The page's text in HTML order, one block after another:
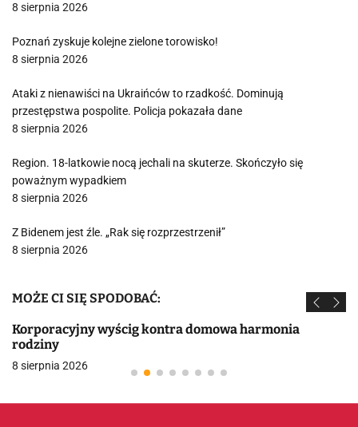
8 sierpnia 2026
Poznań zyskuje kolejne zielone torowisko!
8 sierpnia 2026
Ataki z nienawiści na Ukraińców to rzadkość. Dominują
przestępstwa pospolite. Policja pokazała dane
8 sierpnia 2026
Region. 18-latkowie nocą jechali na skuterze. Skończyło się
poważnym wypadkiem
8 sierpnia 2026
Z Bidenem jest źle. „Rak się rozprzestrzenił”
8 sierpnia 2026
MOŻE CI SIĘ SPODOBAĆ:
Korporacyjny wyścig kontra domowa harmonia
rodziny
8 sierpnia 2026